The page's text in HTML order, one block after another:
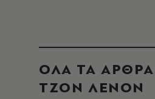
ΟΛΑ ΤΑ ΑΡΘΡΑ
ΤΖΟΝ ΛΕΝΟΝ